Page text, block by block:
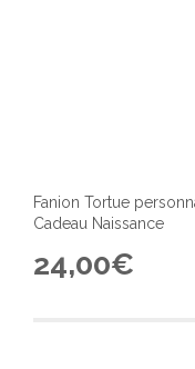
Fanion Tortue
Cadeau Naissance
24,00€